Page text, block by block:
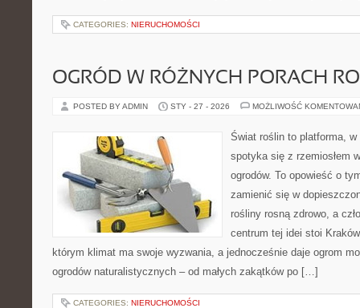
CATEGORIES: NIERUCHOMOŚCI
OGRÓD W RÓŻNYCH PORACH
POSTED BY ADMIN STY - 27 - 2026 MOŻLIWOŚĆ
Świat roślin to platforma, w
spotyka się z rzemiosłem
ogrodów. To opowieść o
zamienić się w
rośliny rosną zdrowo, a
centrum tej idei stoi
którym klimat ma swoje wyzwania, a jednocześnie daje ogrom
ogrodów naturalistycznych – od małych zakątków po […]
CATEGORIES: NIERUCHOMOŚCI